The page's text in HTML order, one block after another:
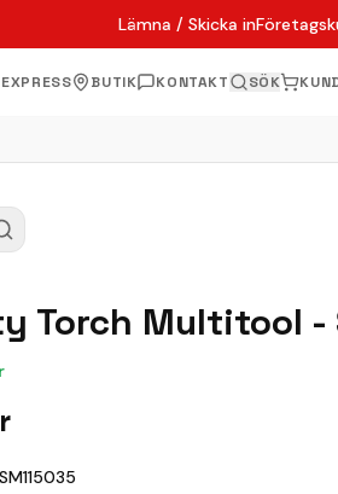
Lämna / Skicka in
BUTIK KONTAKT SÖK
Torch Multitool -